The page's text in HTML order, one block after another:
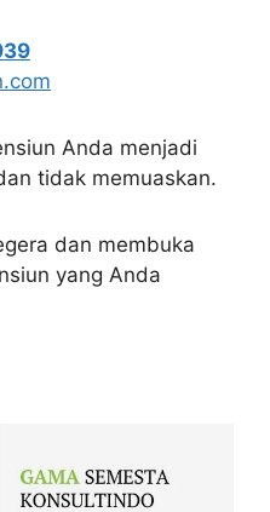
Anda menjadi
tidak memuaskan.
dan membuka
yang Anda